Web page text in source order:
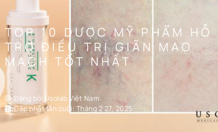
TOP 10 DƯỢC MỸ PHẨM HỖ
TRỢ ĐIỀU TRỊ GIÃN MAO
MẠCH TỐT NHẤT
Đăng bởi Usolab Việt Nam
Cập nhật lần cuối: Tháng 2 27, 2025